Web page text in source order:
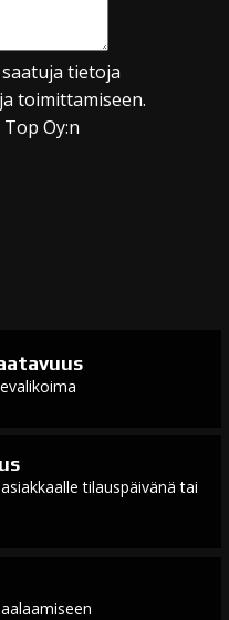
tietoja
toimittamiseen.
Oy:n
tilauspäivänä tai